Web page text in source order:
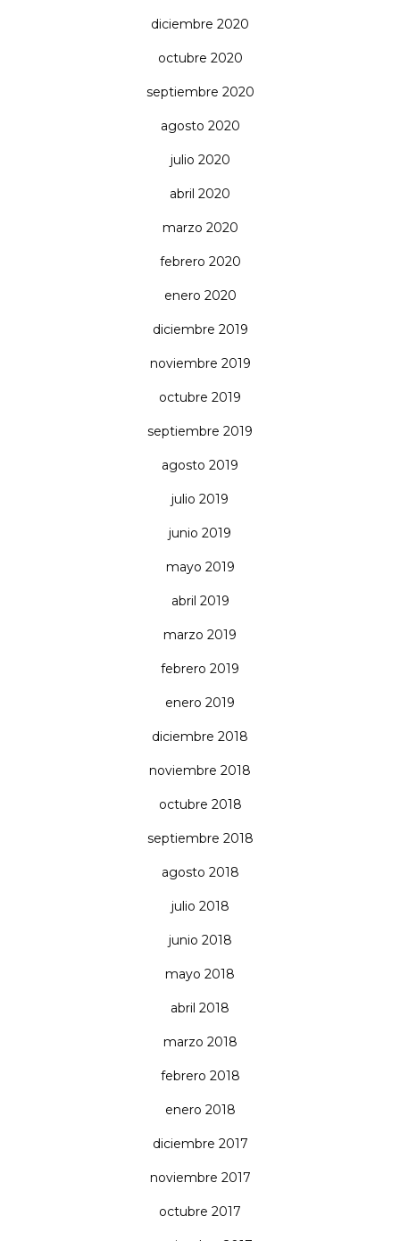
diciembre 2020
octubre 2020
septiembre 2020
agosto 2020
julio 2020
abril 2020
marzo 2020
febrero 2020
enero 2020
diciembre 2019
noviembre 2019
octubre 2019
septiembre 2019
agosto 2019
julio 2019
junio 2019
mayo 2019
abril 2019
marzo 2019
febrero 2019
enero 2019
diciembre 2018
noviembre 2018
octubre 2018
septiembre 2018
agosto 2018
julio 2018
junio 2018
mayo 2018
abril 2018
marzo 2018
febrero 2018
enero 2018
diciembre 2017
noviembre 2017
octubre 2017